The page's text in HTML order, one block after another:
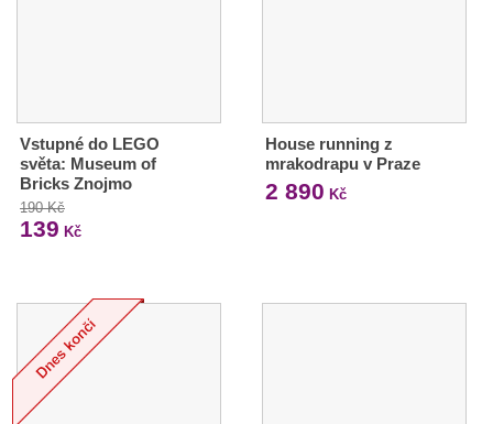
Vstupné do LEGO
světa: Museum of
Bricks Znojmo
190 Kč
139 Kč
House running z
mrakodrapu v Praze
2 890 Kč